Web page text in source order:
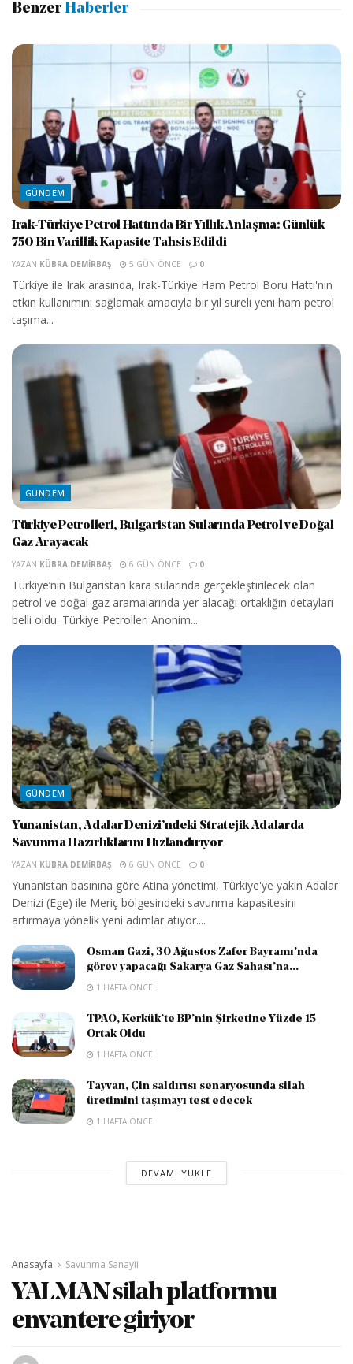
Benzer Haberler
GÜNDEM
Irak-Türkiye Petrol Hattında Bir Yıllık Anlaşma: Günlük
750 Bin Varillik Kapasite Tahsis Edildi
YAZAN KÜBRA DEMIRBAŞ 5 GÜN ÖNCE 0
Türkiye ile Irak arasında, Irak-Türkiye Ham Petrol Boru Hattı'nın
etkin kullanımını sağlamak amacıyla bir yıl süreli yeni ham petrol
taşıma...
GÜNDEM
Türkiye Petrolleri, Bulgaristan Sularında Petrol ve Doğal
Gaz Arayacak
YAZAN KÜBRA DEMIRBAŞ 6 GÜN ÖNCE 0
Türkiye’nin Bulgaristan kara sularında gerçekleştirilecek olan
petrol ve doğal gaz aramalarında yer alacağı ortaklığın detayları
belli oldu. Türkiye Petrolleri Anonim...
GÜNDEM
Yunanistan, Adalar Denizi’ndeki Stratejik Adalarda
Savunma Hazırlıklarını Hızlandırıyor
YAZAN KÜBRA DEMIRBAŞ 6 GÜN ÖNCE 0
Yunanistan basınına göre Atina yönetimi, Türkiye'ye yakın Adalar
Denizi (Ege) ile Meriç bölgesindeki savunma kapasitesini
artırmaya yönelik yeni adımlar atıyor....
Osman Gazi, 30 Ağustos Zafer Bayramı’nda
görev yapacağı Sakarya Gaz Sahası’na...
1 HAFTA ÖNCE
TPAO, Kerkük’te BP’nin Şirketine Yüzde 15
Ortak Oldu
1 HAFTA ÖNCE
Tayvan, Çin saldırısı senaryosunda silah
üretimini taşımayı test edecek
1 HAFTA ÖNCE
DEVAMI YÜKLE
Anasayfa Savunma Sanayii
YALMAN silah platformu
envantere giriyor